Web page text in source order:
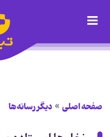
صفحه اصلی دیگر رسانه‌ها